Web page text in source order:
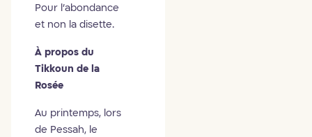
Pour l'abondance
et non la disette.
À propos du
Tikkoun de la
Rosée
Au printemps, lors
de Pessah, le